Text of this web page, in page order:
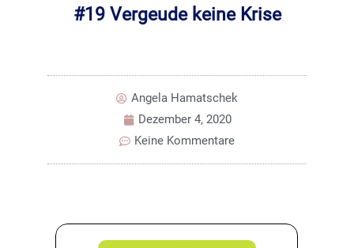
#19 Vergeude keine Krise
Angela Hamatschek
Dezember 4, 2020
Keine Kommentare